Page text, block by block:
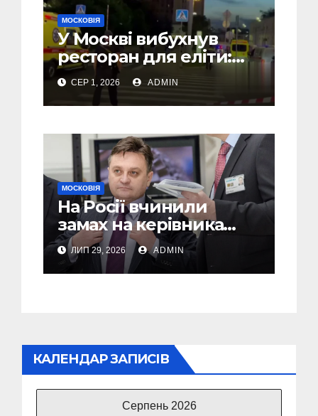
МОСКОВІЯ
У Москві вибухнув
ресторан для еліти:
там міг бути Головком
ВКС РФ Чайко і багато
військових – ЗМІ
СЕР 1, 2026 ADMIN
МОСКОВІЯ
На Росії вчинили
замах на керівника
компанії яка
виготовляє дрони
ЛИП 29, 2026 ADMIN
КАЛЕНДАР ЗАПИСІВ
Серпень 2026